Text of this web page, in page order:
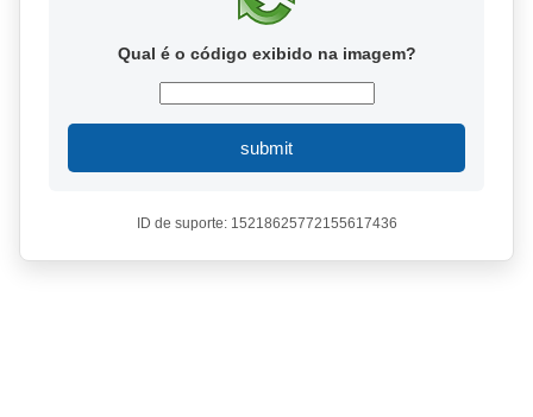
Qual é o código exibido na imagem?
submit
ID de suporte: 15218625772155617436